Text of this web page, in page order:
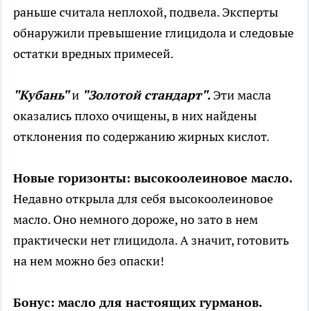
раньше считала неплохой, подвела. Эксперты
обнаружили превышение глицидола и следовые
остатки вредных примесей.
"Кубань"и "Золотой стандарт". Эти масла
оказались плохо очищены, в них найдены
отклонения по содержанию жирных кислот.
Новые горизонты: высокоолеиновое масло.
Недавно открыла для себя высокоолеиновое
масло. Оно немного дороже, но зато в нем
практически нет глицидола. А значит, готовить
на нем можно без опаски!
Бонус: масло для настоящих гурманов.